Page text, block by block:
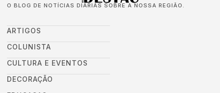
O BLOG DE NOTÍCIAS DIÁRIAS SOBRE A NOSSA REGIÃO.
ARTIGOS
COLUNISTA
CULTURA E EVENTOS
DECORAÇÃO